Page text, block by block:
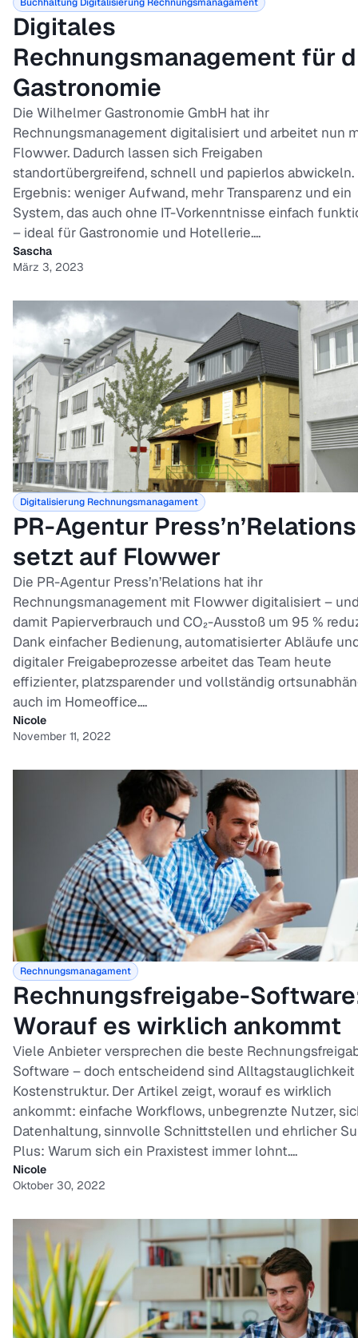
Digitales
Rechnungsmanagement für
Gastronomie
Die Wilhelmer Gastronomie GmbH hat ihr
Rechnungsmanagement digitalisiert und arbeitet nun
Flowwer. Dadurch lassen sich Freigaben
standortübergreifend, schnell und papierlos abwickeln.
Ergebnis: weniger Aufwand, mehr Transparenz und ein
System, das auch ohne IT-Vorkenntnisse einfach
– ideal für Gastronomie und Hotellerie....
Sascha
März 3, 2023
Digitalisierung Rechnungsmanagament
PR-Agentur Press’n’Relations
setzt auf Flowwer
Die PR-Agentur Press’n’Relations hat ihr
Rechnungsmanagement mit Flowwer digitalisiert –
damit Papierverbrauch und CO₂-Ausstoß um 95 %
Dank einfacher Bedienung, automatisierter Abläufe
digitaler Freigabeprozesse arbeitet das Team heute
effizienter, platzsparender und vollständig
auch im Homeoffice....
Nicole
November 11, 2022
Rechnungsmanagament
Rechnungsfreigabe-
Worauf es wirklich ankommt
Viele Anbieter versprechen die beste
Software – doch entscheidend sind Alltagstauglichkeit
Kostenstruktur. Der Artikel zeigt, worauf es wirklich
ankommt: einfache Workflows, unbegrenzte Nutzer,
Datenhaltung, sinnvolle Schnittstellen und ehrlicher
Plus: Warum sich ein Praxistest immer lohnt....
Nicole
Oktober 30, 2022